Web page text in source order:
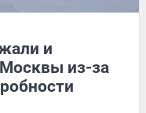
и
из-за